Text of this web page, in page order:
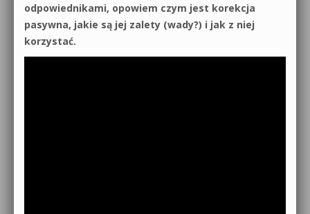
odpowiednikami, opowiem czym jest korekcja
pasywna, jakie są jej zalety (wady?) i jak z niej
korzystać.